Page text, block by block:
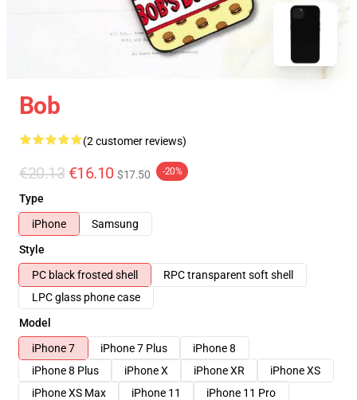
Bob
(2 customer reviews)
€20.13 €16.10 $17.50 -20%
Type
iPhone
Samsung
Style
PC black frosted shell
RPC transparent soft shell
LPC glass phone case
Model
iPhone 7
iPhone 7 Plus
iPhone 8
iPhone 8 Plus
iPhone X iPhone XR
iPhone XS
iPhone XS Max
iPhone 11
iPhone 11 Pro